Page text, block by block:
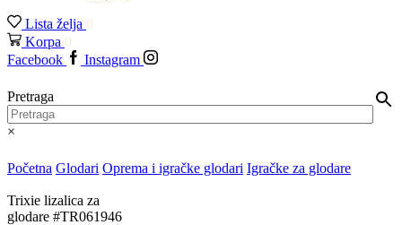
Lista želja 0
Korpa 0
Facebook
Instagram
Pretraga
×
Početna Glodari Oprema i igračke glodari Igračke za glodare
Trixie lizalica za
glodare #TR061946